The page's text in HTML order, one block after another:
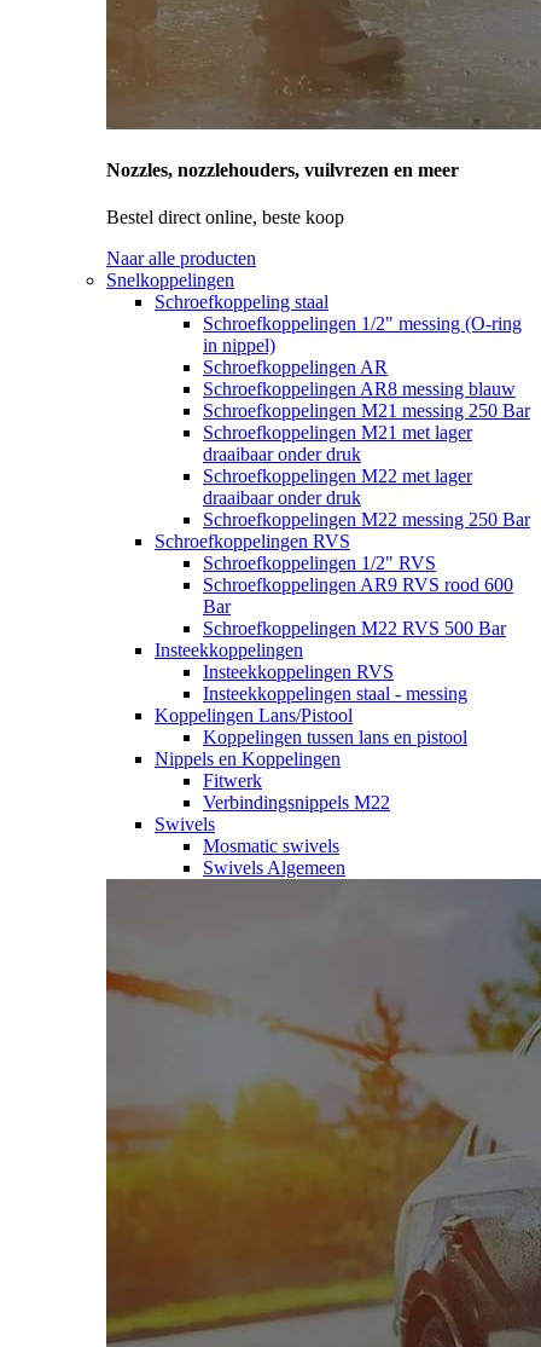
Nozzles, nozzlehouders, vuilvrezen en meer
Bestel direct online, beste koop
Naar alle producten
Snelkoppelingen
Schroefkoppeling staal
Schroefkoppelingen 1/2" messing (O-ring
in nippel)
Schroefkoppelingen AR
Schroefkoppelingen AR8 messing blauw
Schroefkoppelingen M21 messing 250 Bar
Schroefkoppelingen M21 met lager
draaibaar onder druk
Schroefkoppelingen M22 met lager
draaibaar onder druk
Schroefkoppelingen M22 messing 250 Bar
Schroefkoppelingen RVS
Schroefkoppelingen 1/2" RVS
Schroefkoppelingen AR9 RVS rood 600
Bar
Schroefkoppelingen M22 RVS 500 Bar
Insteekkoppelingen
Insteekkoppelingen RVS
Insteekkoppelingen staal - messing
Koppelingen Lans/Pistool
Koppelingen tussen lans en pistool
Nippels en Koppelingen
Fitwerk
Verbindingsnippels M22
Swivels
Mosmatic swivels
Swivels Algemeen